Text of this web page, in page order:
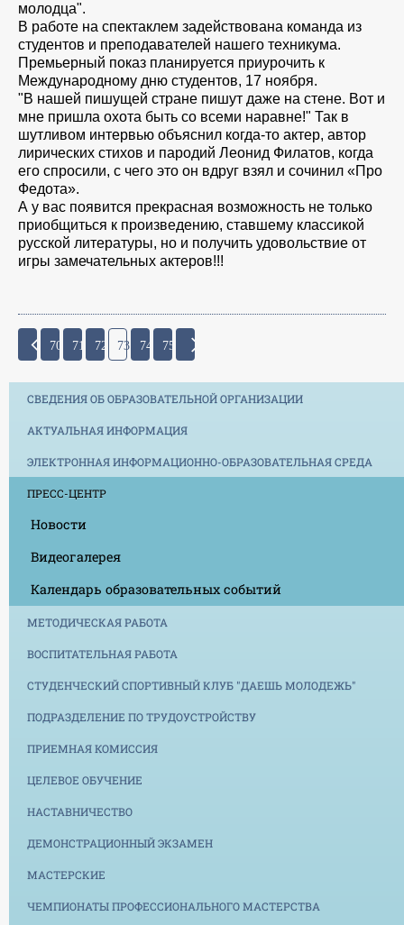
молодца".
В работе на спектаклем задействована команда из
студентов и преподавателей нашего техникума.
Премьерный показ планируется приурочить к
Международному дню студентов, 17 ноября.
"В нашей пишущей стране пишут даже на стене. Вот и
мне пришла охота быть со всеми наравне!" Так в
шутливом интервью объяснил когда-то актер, автор
лирических стихов и пародий Леонид Филатов, когда
его спросили, с чего это он вдруг взял и сочинил «Про
Федота».
А у вас появится прекрасная возможность не только
приобщиться к произведению, ставшему классикой
русской литературы, но и получить удовольствие от
игры замечательных актеров!!!
70 71 72 73 74 75
СВЕДЕНИЯ ОБ ОБРАЗОВАТЕЛЬНОЙ ОРГАНИЗАЦИИ
АКТУАЛЬНАЯ ИНФОРМАЦИЯ
ЭЛЕКТРОННАЯ ИНФОРМАЦИОННО-ОБРАЗОВАТЕЛЬНАЯ СРЕДА
ПРЕСС-ЦЕНТР
Новости
Видеогалерея
Календарь образовательных событий
МЕТОДИЧЕСКАЯ РАБОТА
ВОСПИТАТЕЛЬНАЯ РАБОТА
СТУДЕНЧЕСКИЙ СПОРТИВНЫЙ КЛУБ "ДАЕШЬ МОЛОДЕЖЬ"
ПОДРАЗДЕЛЕНИЕ ПО ТРУДОУСТРОЙСТВУ
ПРИЕМНАЯ КОМИССИЯ
ЦЕЛЕВОЕ ОБУЧЕНИЕ
НАСТАВНИЧЕСТВО
ДЕМОНСТРАЦИОННЫЙ ЭКЗАМЕН
МАСТЕРСКИЕ
ЧЕМПИОНАТЫ ПРОФЕССИОНАЛЬНОГО МАСТЕРСТВА